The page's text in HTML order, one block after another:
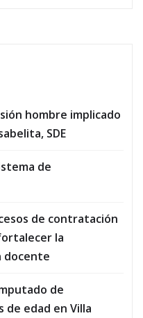
hombre implicado
SDE
de
de contratación
la
docente
de
de edad en Villa